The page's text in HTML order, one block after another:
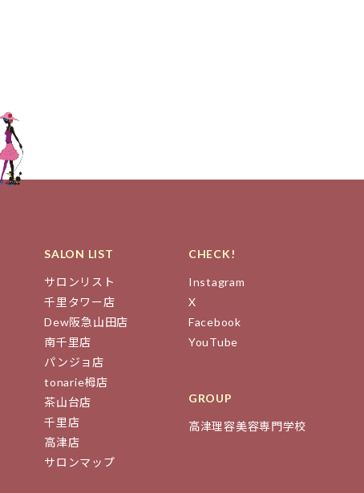
SALON LIST
サロンリスト
千里タワー店
Dew阪急山田店
南千里店
パンジョ店
tonarie栂店
茶山台店
千里店
高津店
サロンマップ
CHECK!
Instagram
X
Facebook
YouTube
GROUP
高津理容美容専門学校